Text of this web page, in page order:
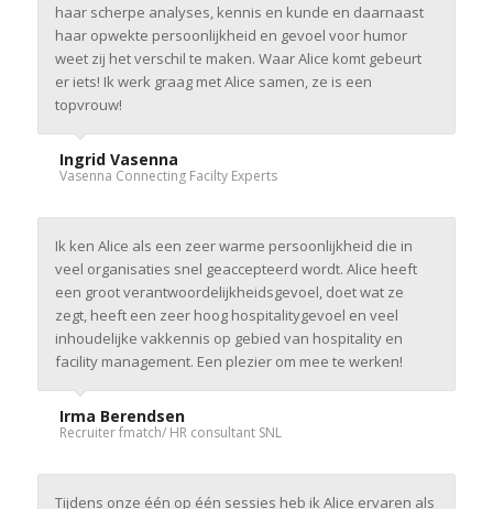
haar scherpe analyses, kennis en kunde en daarnaast
haar opwekte persoonlijkheid en gevoel voor humor
weet zij het verschil te maken. Waar Alice komt gebeurt
er iets! Ik werk graag met Alice samen, ze is een
topvrouw!
Ingrid Vasenna
Vasenna Connecting Facilty Experts
Ik ken Alice als een zeer warme persoonlijkheid die in
veel organisaties snel geaccepteerd wordt. Alice heeft
een groot verantwoordelijkheidsgevoel, doet wat ze
zegt, heeft een zeer hoog hospitalitygevoel en veel
inhoudelijke vakkennis op gebied van hospitality en
facility management. Een plezier om mee te werken!
Irma Berendsen
Recruiter fmatch/ HR consultant SNL
Tijdens onze één op één sessies heb ik Alice ervaren als